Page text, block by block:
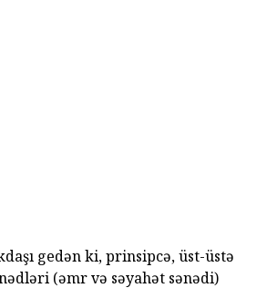
gedən ki, prinsipcə, üst-üstə
(əmr və səyahət sənədi)